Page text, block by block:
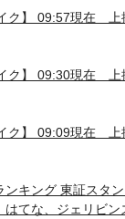
イク】 09:57現在
イク】 09:30現在
イク】 09:09現在
キング 東証スタ
てな、ジェリビン